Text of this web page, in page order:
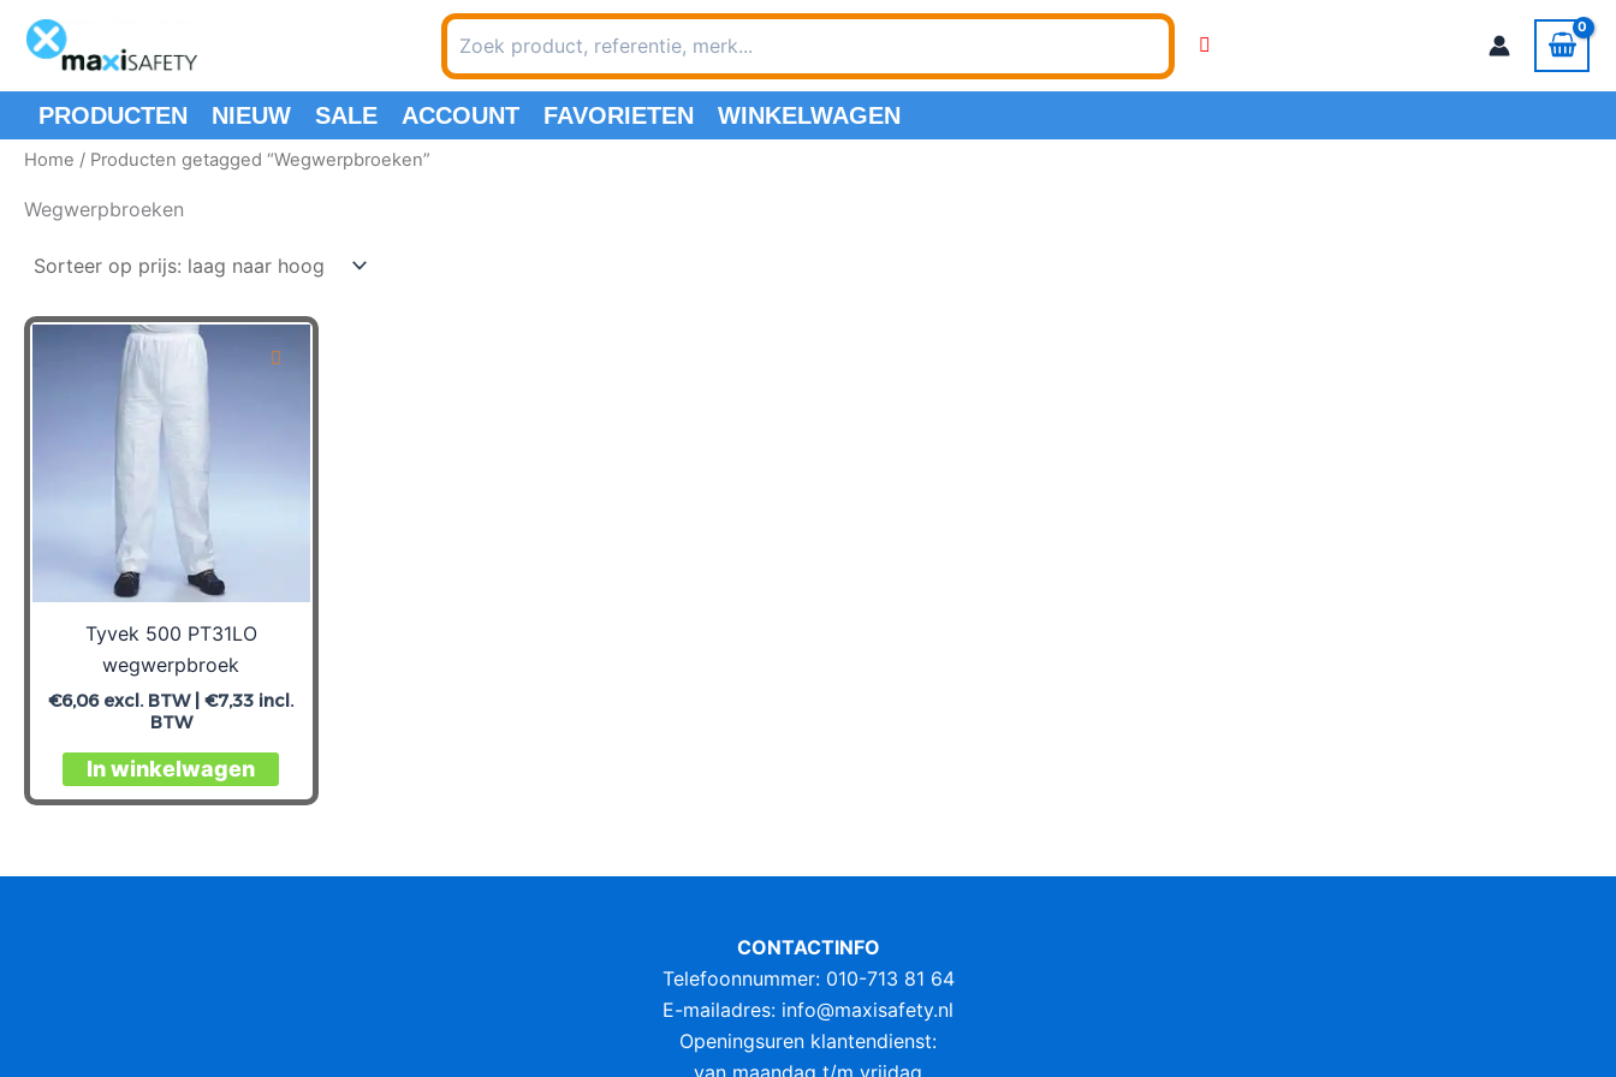
naar
inhoud
Zoeken
naar:
PRODUCTEN NIEUW SALE ACCOUNT FAVORIETEN WINKELWAGEN
Home / Producten getagged “Wegwerpbroeken”
Wegwerpbroeken
Tyvek 500 PT31LO
wegwerpbroek
€6,06excl. BTW |€7,33 incl.
BTW
In winkelwagen
Dit
product
variaties.
CONTACTINFO
Telefoonnummer: 010-713 81 64
E-mailadres: info@maxisafety.nl
Openingsuren klantendienst:
van maandag t/m vrijdag